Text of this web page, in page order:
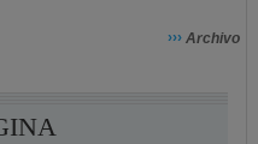
››› Archivo